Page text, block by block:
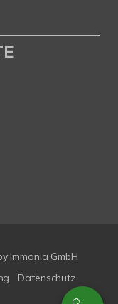
Immonia GmbH
Datenschutz